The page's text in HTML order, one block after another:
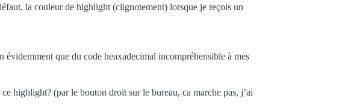
la couleur de highlight (clignotement) lorsque je reçois un
que du code heaxadecimal incompréhensible à mes
highlight? (par le bouton droit sur le bureau, ca marche pas, j’ai